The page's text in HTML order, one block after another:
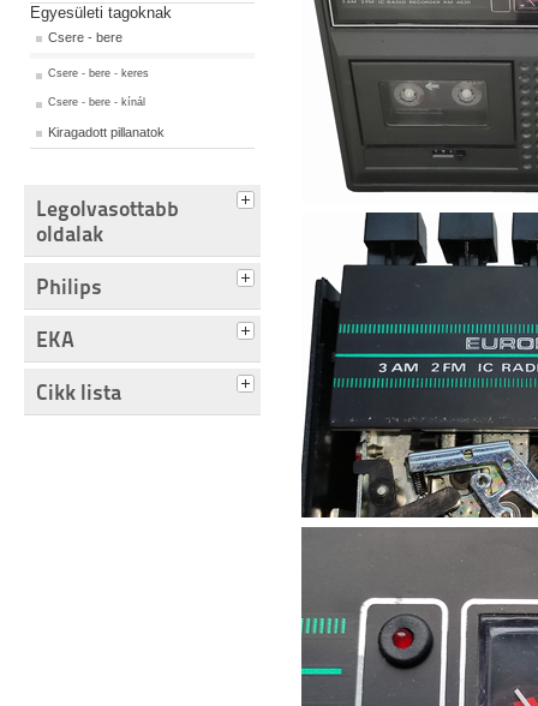
Egyesületi tagoknak
Csere - bere
Csere - bere - keres
Csere - bere - kínál
Kiragadott pillanatok
Legolvasottabb
oldalak
Philips
EKA
Cikk lista